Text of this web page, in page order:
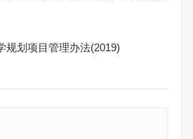
规划项目管理办法(2019)